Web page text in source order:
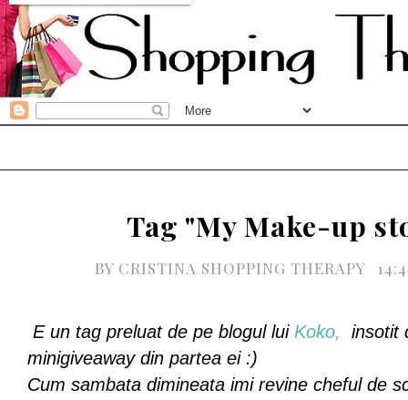
Tag "My Make-up
BY CRISTINA SHOPPING THERAPY
E un tag preluat de pe blogul lui Koko, insotit
minigiveaway din partea ei :)
Cum sambata dimineata imi revine cheful de